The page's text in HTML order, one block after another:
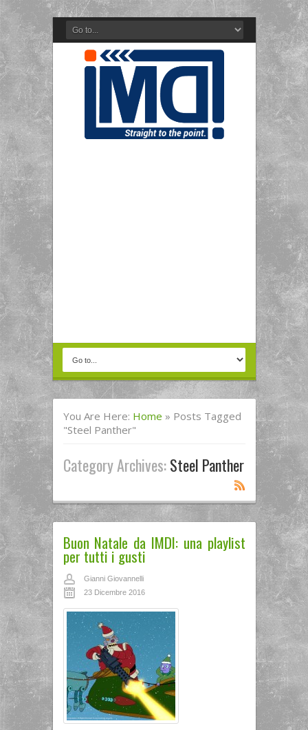
You Are Here: Home » Posts Tagged
"Steel Panther"
Category Archives:Steel Panther
Buon Natale da IMDI: una playlist
per tutti i gusti
Gianni Giovannelli
23 Dicembre 2016